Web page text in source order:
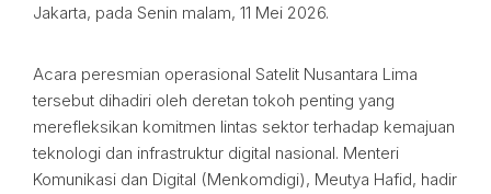
Jakarta, pada Senin malam, 11 Mei 2026.
Acara peresmian operasional Satelit Nusantara Lima
tersebut dihadiri oleh deretan tokoh penting yang
merefleksikan komitmen lintas sektor terhadap kemajuan
teknologi dan infrastruktur digital nasional. Menteri
Komunikasi dan Digital (Menkomdigi), Meutya Hafid, hadir